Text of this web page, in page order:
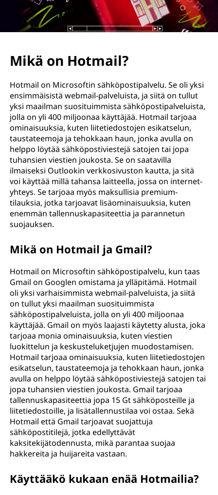
Mikä on Hotmail?
Hotmail on Microsoftin sähköpostipalvelu. Se oli yksi
ensimmäisistä webmail-palveluista, ja siitä on tullut
yksi maailman suosituimmista sähköpostipalveluista,
jolla on yli 400 miljoonaa käyttäjää. Hotmail tarjoaa
ominaisuuksia, kuten liitetiedostojen esikatselun,
taustateemoja ja tehokkaan haun, jonka avulla on
helppo löytää sähköpostiviestejä satojen tai jopa
tuhansien viestien joukosta. Se on saatavilla
ilmaiseksi Outlookin verkkosivuston kautta, ja sitä
voi käyttää millä tahansa laitteella, jossa on internet-
yhteys. Se tarjoaa myös maksullisia premium-
tilauksia, jotka tarjoavat lisäominaisuuksia, kuten
enemmän tallennuskapasiteettia ja parannetun
suojauksen.
Mikä on Hotmail ja Gmail?
Hotmail on Microsoftin sähköpostipalvelu, kun taas
Gmail on Googlen omistama ja ylläpitämä. Hotmail
oli yksi varhaisimmista webmail-palveluista, ja siitä
on tullut yksi maailman suosituimmista
sähköpostipalveluista, jolla on yli 400 miljoonaa
käyttäjää. Gmail on myös laajasti käytetty alusta, joka
tarjoaa monia ominaisuuksia, kuten viestien
luokittelun ja keskusteluketjujen muodostamisen.
Hotmail tarjoaa ominaisuuksia, kuten liitetiedostojen
esikatselun, taustateemoja ja tehokkaan haun, jonka
avulla on helppo löytää sähköpostiviestejä satojen tai
jopa tuhansien viestien joukosta. Gmail tarjoaa
tallennuskapasiteettia jopa 15 Gt sähköposteille ja
liitetiedostoille, ja lisätallennustilaa voi ostaa. Sekä
Hotmail että Gmail tarjoavat suojattuja
sähköpostitilejä, jotka edellyttävät
kaksitekijätodennusta, mikä parantaa suojaa
hakkereita ja huijareita vastaan.
Käyttääkö kukaan enää Hotmailia?